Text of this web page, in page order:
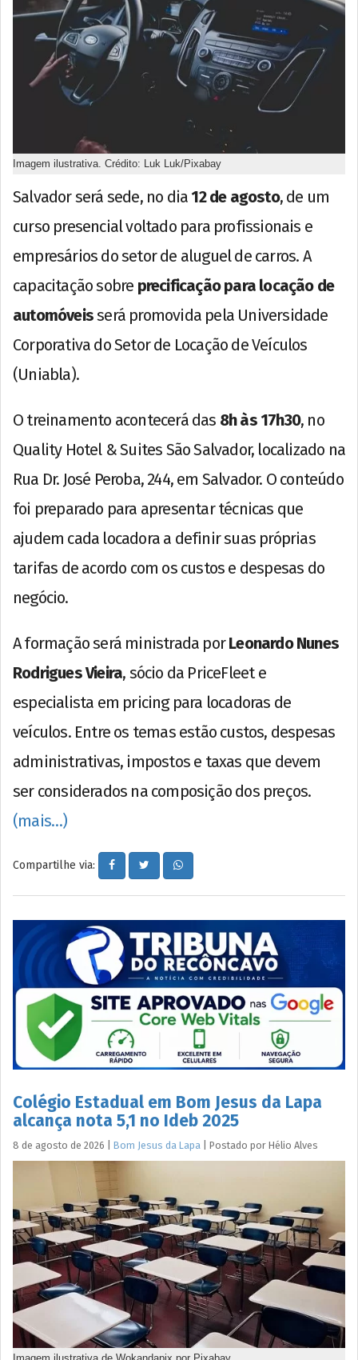
Imagem ilustrativa. Crédito: Luk Luk/Pixabay
Salvador será sede, no dia 12 de agosto, de um
curso presencial voltado para profissionais e
empresários do setor de aluguel de carros. A
capacitação sobre precificação para locação de
automóveisserá promovida pela Universidade
Corporativa do Setor de Locação de Veículos
(Uniabla).
O treinamento acontecerá das 8h às 17h30, no
Quality Hotel & Suites São Salvador, localizado na
Rua Dr. José Peroba, 244, em Salvador. O conteúdo
foi preparado para apresentar técnicas que
ajudem cada locadora a definir suas próprias
tarifas de acordo com os custos e despesas do
negócio.
A formação será ministrada porLeonardo Nunes
Rodrigues Vieira, sócio da PriceFleet e
especialista em pricing para locadoras de
veículos. Entre os temas estão custos, despesas
administrativas, impostos e taxas que devem
ser considerados na composição dos preços.
(mais…)
Compartilhe via:
Colégio Estadual em Bom Jesus da Lapa
alcança nota 5,1 no Ideb 2025
8 de agosto de 2026 Bom Jesus da Lapa Postado por Hélio Alves